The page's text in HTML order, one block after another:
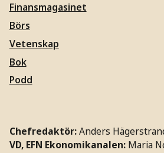
Finansmagasinet
Börs
Vetenskap
Bok
Podd
Chefredaktör:Anders
VD, EFN Ekonomikanalen: Maria